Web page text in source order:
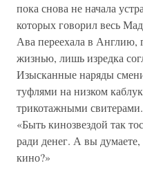
пока снова не начала
которых говорил весь
Ава переехала в Англию,
жизнью, лишь изредка
Изысканные наряды
туфлями на низком
трикотажными
«Быть кинозвездой так
ради денег. А вы
кино?»